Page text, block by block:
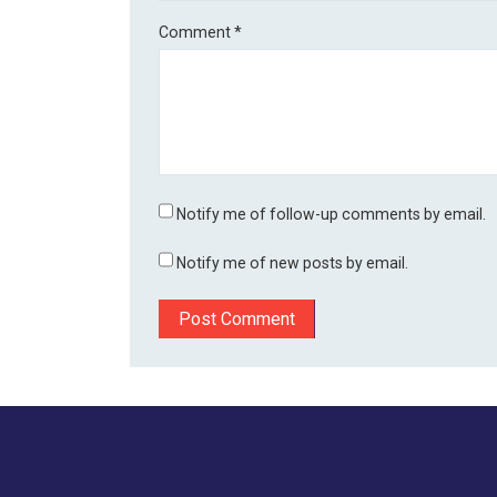
Comment*
Notify me of follow-up comments by email.
Notify me of new posts by email.